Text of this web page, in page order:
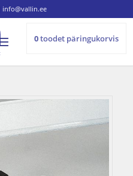
info@vallin.ee
0toodet päringukorvis